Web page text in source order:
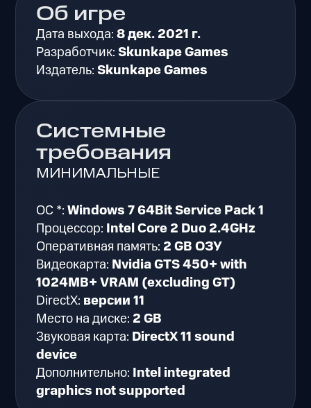
Об игре
Дата выхода:8 дек. 2021 г.
Разработчик:Skunkape Games
Издатель:Skunkape Games
Системные
требования
МИНИМАЛЬНЫЕ
ОС *:Windows 7 64Bit Service Pack 1
Процессор: Intel Core 2 Duo 2.4GHz
Оперативная память: 2 GB ОЗУ
Видеокарта: Nvidia GTS 450+ with
1024MB+ VRAM (excluding GT)
DirectX: версии 11
Место на диске: 2 GB
Звуковая карта: DirectX 11 sound
device
Дополнительно: Intel integrated
graphics not supported